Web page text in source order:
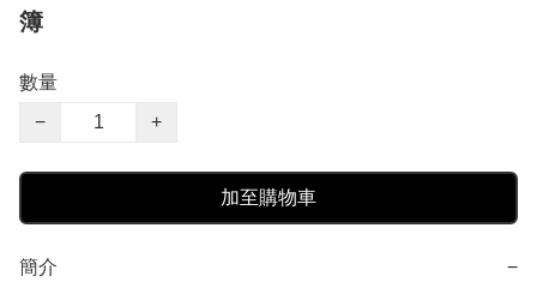
簿
數量
−
+
加至購物車
簡介 −